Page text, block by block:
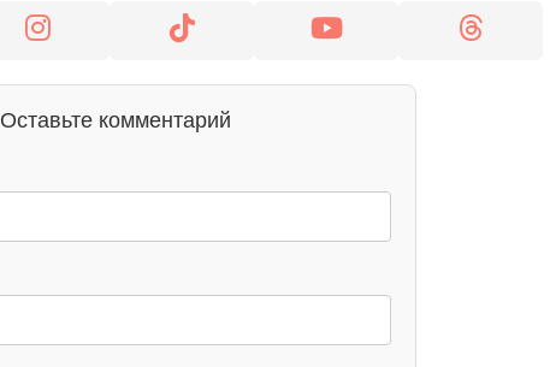
Оставьте комментарий